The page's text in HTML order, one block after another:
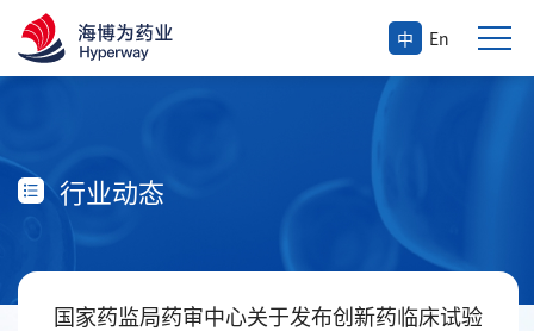
中 En
行业动态
国家药监局药审中心关于发布创新药临床试验